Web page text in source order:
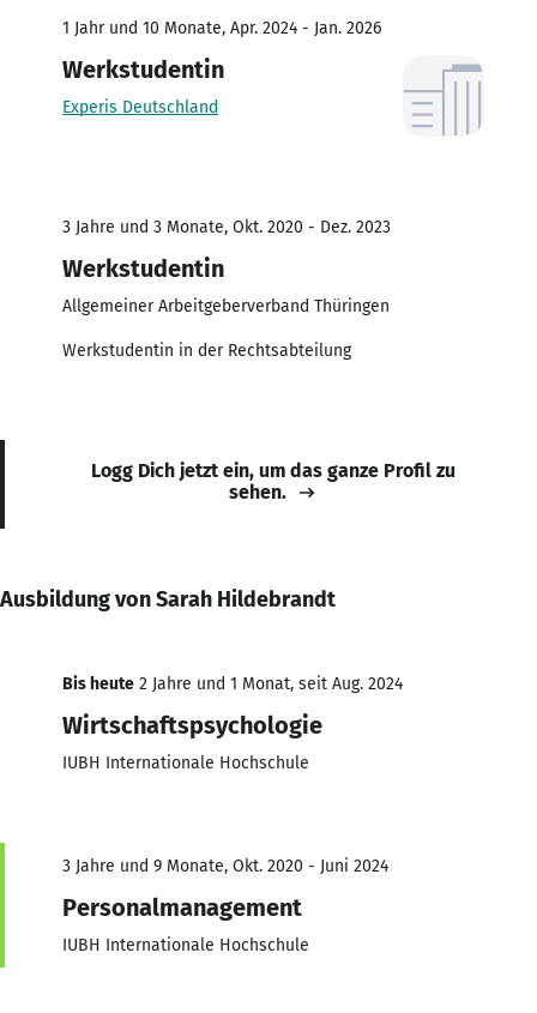
1 Jahr und 10 Monate, Apr. 2024 - Jan. 2026
Werkstudentin
Experis Deutschland
3 Jahre und 3 Monate, Okt. 2020 - Dez. 2023
Werkstudentin
Allgemeiner Arbeitgeberverband Thüringen
Werkstudentin in der Rechtsabteilung
Logg Dich jetzt ein, um das ganze Profil zu
sehen.
Ausbildung von Sarah Hildebrandt
Bis heute 2 Jahre und 1 Monat, seit Aug. 2024
Wirtschaftspsychologie
IUBH Internationale Hochschule
3 Jahre und 9 Monate, Okt. 2020 - Juni 2024
Personalmanagement
IUBH Internationale Hochschule